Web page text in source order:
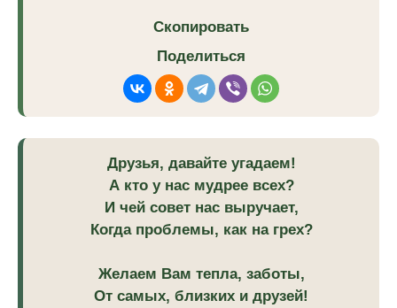
Скопировать
Поделиться
Друзья, давайте угадаем!
А кто у нас мудрее всех?
И чей совет нас выручает,
Когда проблемы, как на грех?
Желаем Вам тепла, заботы,
От самых, близких и друзей!